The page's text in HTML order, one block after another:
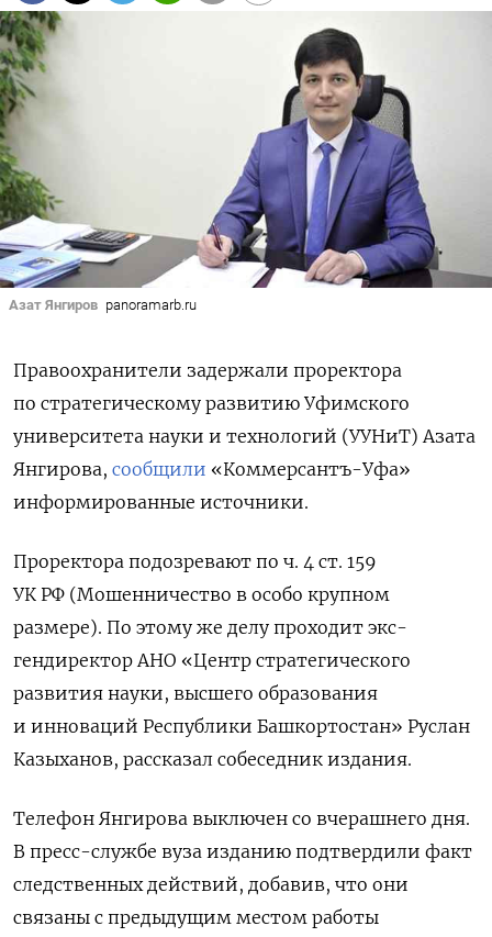
Азат Янгиров panoramarb.ru
Правоохранители задержали проректора
по стратегическому развитию Уфимского
университета науки и технологий (УУНиТ) Азата
Янгирова, сообщили «Коммерсантъ-Уфа»
информированные источники.
Проректора подозревают по ч. 4 ст. 159
УК РФ (Мошенничество в особо крупном
размере). По этому же делу проходит экс-
гендиректор АНО «Центр стратегического
развития науки, высшего образования
и инноваций Республики Башкортостан» Руслан
Казыханов, рассказал собеседник издания.
Телефон Янгирова выключен со вчерашнего дня.
В пресс-службе вуза изданию подтвердили факт
следственных действий, добавив, что они
связаны с предыдущим местом работы